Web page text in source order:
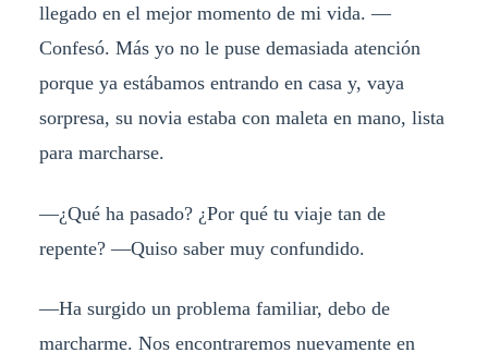
llegado en el mejor momento de mi vida. —
Confesó. Más yo no le puse demasiada atención
porque ya estábamos entrando en casa y, vaya
sorpresa, su novia estaba con maleta en mano, lista
para marcharse.
—¿Qué ha pasado? ¿Por qué tu viaje tan de
repente? —Quiso saber muy confundido.
—Ha surgido un problema familiar, debo de
marcharme. Nos encontraremos nuevamente en